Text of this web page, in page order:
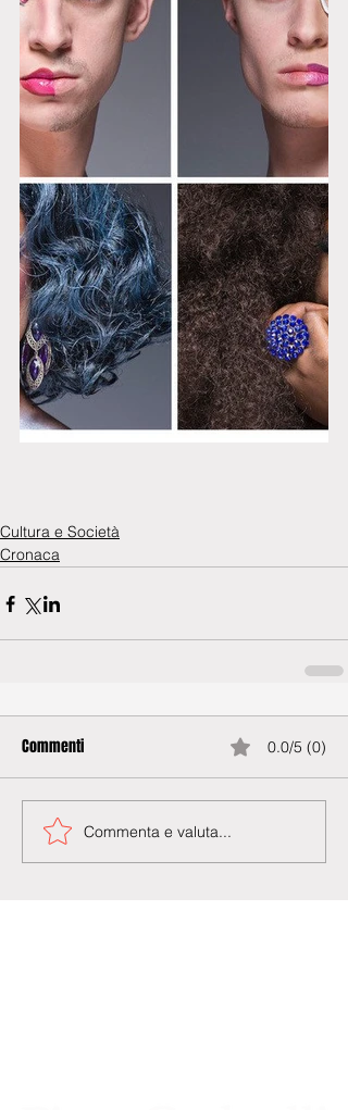
Cultura e Società
Cronaca
Commenti 0.0/5 (0)
Commenta e valuta...